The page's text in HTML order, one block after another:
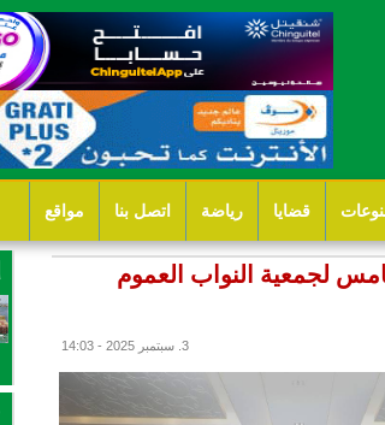
قضايا رياضة اتصل بنا مواقع
لجمعية النواب العموم
3. سبتمبر 2025 - 14:03